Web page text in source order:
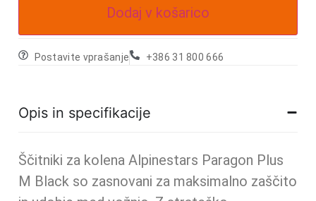
Dodaj v košarico
Postavite vprašanje +386 31 800 666
Opis in specifikacije
Ščitniki za kolena Alpinestars Paragon Plus
M Black so zasnovani za maksimalno zaščito